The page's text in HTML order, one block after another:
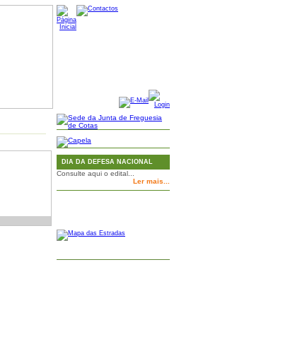
DIA DA DEFESA NACIONAL
Consulte aqui o edital...
Ler mais...